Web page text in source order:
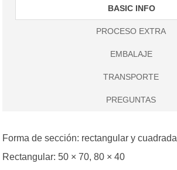
BASIC INFO
PROCESO EXTRA
EMBALAJE
TRANSPORTE
PREGUNTAS
Forma de sección: rectangular y cuadrada
Rectangular: 50 × 70, 80 × 40